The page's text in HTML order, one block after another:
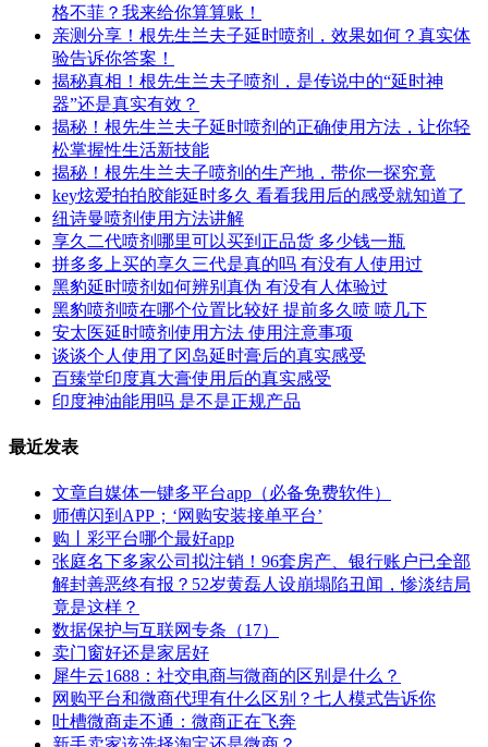
格不菲？我来给你算算账！
亲测分享！根先生兰夫子延时喷剂，效果如何？真实体
验告诉你答案！
揭秘真相！根先生兰夫子喷剂，是传说中的“延时神
器”还是真实有效？
揭秘！根先生兰夫子延时喷剂的正确使用方法，让你轻
松掌握性生活新技能
揭秘！根先生兰夫子喷剂的生产地，带你一探究竟
key炫爱拍拍胶能延时多久 看看我用后的感受就知道了
纽诗曼喷剂使用方法讲解
享久二代喷剂哪里可以买到正品货 多少钱一瓶
拼多多上买的享久三代是真的吗 有没有人使用过
黑豹延时喷剂如何辨别真伪 有没有人体验过
黑豹喷剂喷在哪个位置比较好 提前多久喷 喷几下
安太医延时喷剂使用方法 使用注意事项
谈谈个人使用了冈岛延时膏后的真实感受
百臻堂印度真大膏使用后的真实感受
印度神油能用吗 是不是正规产品
最近发表
文章自媒体一键多平台app（必备免费软件）
师傅闪到APP；‘网购安装接单平台’
购丨彩平台哪个最好app
张庭名下多家公司拟注销！96套房产、银行账户已全部
解封善恶终有报？52岁黄磊人设崩塌陷丑闻，惨淡结局
竟是这样？
数据保护与互联网专条（17）
卖门窗好还是家居好
犀牛云1688：社交电商与微商的区别是什么？
网购平台和微商代理有什么区别？七人模式告诉你
吐槽微商走不通：微商正在飞奔